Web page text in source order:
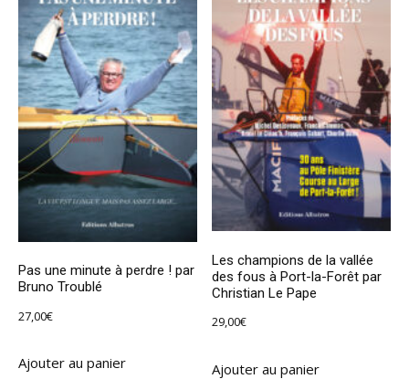
Pas une minute à perdre ! par
Bruno Troublé
27,00€
Ajouter au panier
Les champions de la vallée
des fous à Port-la-Forêt par
Christian Le Pape
29,00€
Ajouter au panier